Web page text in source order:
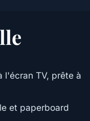
l'écran TV, prête à
et paperboard